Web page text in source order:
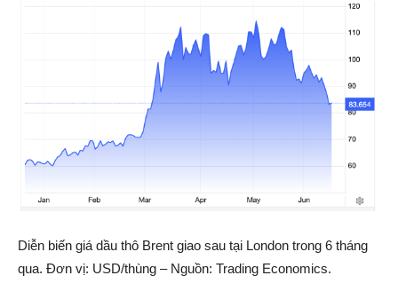
Diễn biến giá dầu thô Brent giao sau tại London trong 6 tháng
qua. Đơn vị: USD/thùng – Nguồn: Trading Economics.